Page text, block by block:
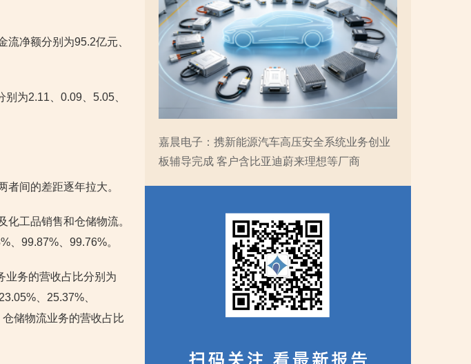
净额分别为95.2亿元、
为2.11、0.09、5.05、
间的差距逐年拉大。
工品销售和仓储物流。
、99.87%、99.76%。
业务的营收占比分别为
、25.37%、
储物流业务的营收占比
嘉晨电子：携新能源汽车高压安全系统业务创业
板辅导完成 客户含比亚迪蔚来理想等厂商